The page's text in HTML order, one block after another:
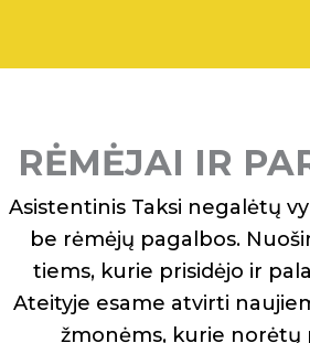
RĖMĖJAI IR
Asistentinis Taksi negalėtų
be rėmėjų pagalbos.
tiems, kurie prisidėjo ir
Ateityje esame atvirti
žmonėms, kurie norėtų